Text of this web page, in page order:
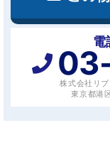
電
株式会社リ
東京都港